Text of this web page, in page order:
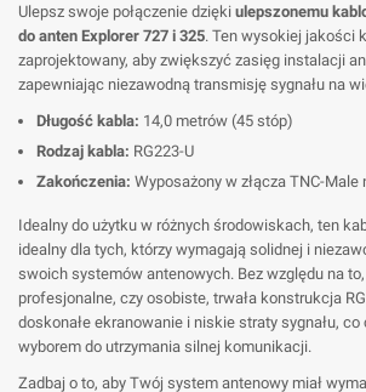
Ulepsz swoje połączenie dzięki ulepszonemu
do anten Explorer 727 i 325. Ten wysokiej jakości
zaprojektowany, aby zwiększyć zasięg instalacji
zapewniając niezawodną transmisję sygnału na
Długość kabla: 14,0 metrów (45 stóp)
Rodzaj kabla: RG223-U
Zakończenia: Wyposażony w złącza TNC-Male
Idealny do użytku w różnych środowiskach, ten
idealny dla tych, którzy wymagają solidnej i
swoich systemów antenowych. Bez względu na
profesjonalne, czy osobiste, trwała konstrukcja
doskonałe ekranowanie i niskie straty sygnału, co
wyborem do utrzymania silnej komunikacji.
Zadbaj o to, aby Twój system antenowy miał